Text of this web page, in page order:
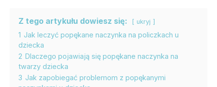
Z tego artykułu dowiesz się: ukryj
1 Jak leczyć popękane naczynka na policzkach u
dziecka
2 Dlaczego pojawiają się popękane naczynka na
twarzy dziecka
3 Jak zapobiegać problemom z popękanymi